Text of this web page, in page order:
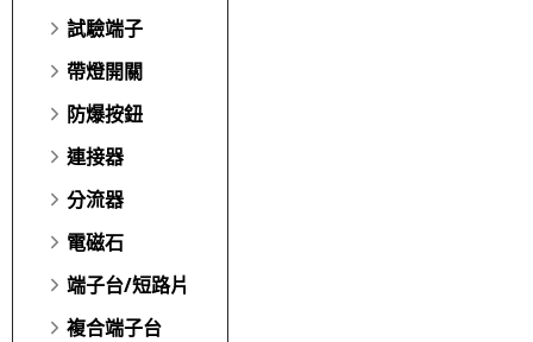
試驗端子
帶燈開關
防爆按鈕
連接器
分流器
電磁石
端子台/短路片
複合端子台